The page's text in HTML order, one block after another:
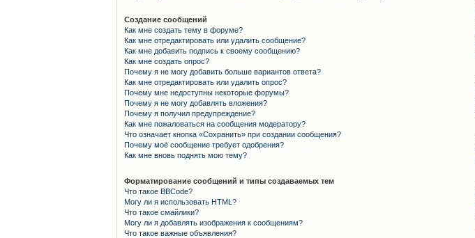
Создание сообщений
Как мне создать тему в форуме?
Как мне отредактировать или удалить сообщение?
Как мне добавить подпись к своему сообщению?
Как мне создать опрос?
Почему я не могу добавить больше вариантов ответа?
Как мне отредактировать или удалить опрос?
Почему мне недоступны некоторые форумы?
Почему я не могу добавлять вложения?
Почему я получил предупреждение?
Как мне пожаловаться на сообщения модератору?
Что означает кнопка «Сохранить» при создании сообщения?
Почему моё сообщение требует одобрения?
Как мне вновь поднять мою тему?
Форматирование сообщений и типы создаваемых тем
Что такое BBCode?
Могу ли я использовать HTML?
Что такое смайлики?
Могу ли я добавлять изображения к сообщениям?
Что такое важные объявления?